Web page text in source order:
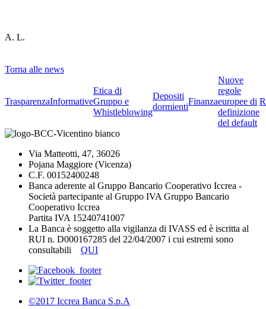
A. L.
Torna alle news
TrasparenzaInformative
Etica di
Gruppo e
Whistleblowing
Depositi
dormienti
Finanza
Nuove
regole
europee di
definizione
del default
Via Matteotti, 47, 36026
Pojana Maggiore (Vicenza)
C.F. 00152400248
Banca aderente al Gruppo Bancario Cooperativo Iccrea -
Società partecipante al Gruppo IVA Gruppo Bancario
Cooperativo Iccrea
Partita IVA 15240741007
La Banca è soggetto alla vigilanza di IVASS ed è iscritta al
RUI n. D000167285 del 22/04/2007 i cui estremi sono
consultabili QUI
©2017 Iccrea Banca S.p.A